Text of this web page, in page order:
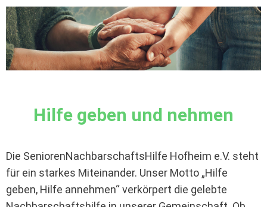
Hilfe geben und nehmen
Die SeniorenNachbarschaftsHilfe Hofheim e.V. steht
für ein starkes Miteinander. Unser Motto „Hilfe
geben, Hilfe annehmen“ verkörpert die gelebte